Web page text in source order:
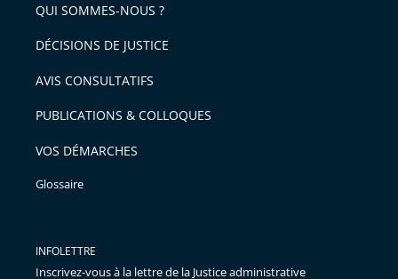
QUI SOMMES-NOUS ?
DÉCISIONS DE JUSTICE
AVIS CONSULTATIFS
PUBLICATIONS & COLLOQUES
VOS DÉMARCHES
Glossaire
INFOLETTRE
Inscrivez-vous à la lettre de la Justice administrative